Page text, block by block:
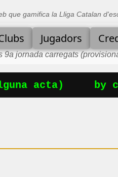
que gamifica la Lliga Catalan
Jugadors
9a jornada carregats
acta) by